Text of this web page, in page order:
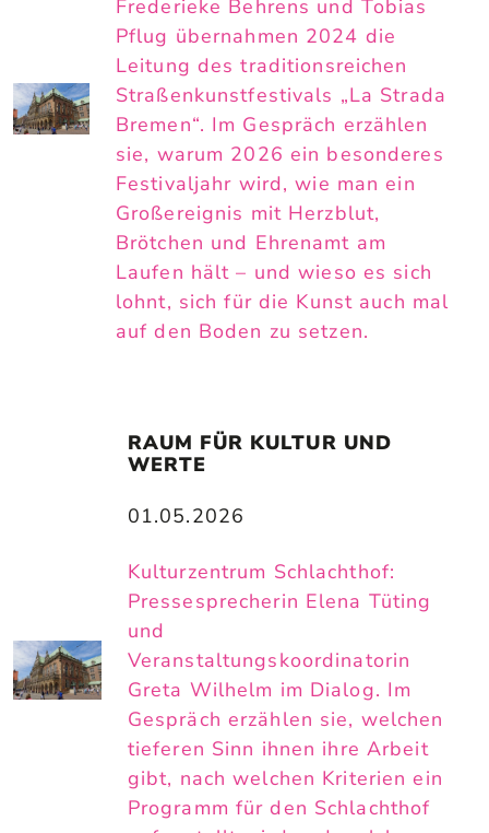
Frederieke Behrens und Tobias
Pflug übernahmen 2024 die
Leitung des traditionsreichen
Straßenkunstfestivals „La Strada
Bremen“. Im Gespräch erzählen
sie, warum 2026 ein besonderes
Festivaljahr wird, wie man ein
Großereignis mit Herzblut,
Brötchen und Ehrenamt am
Laufen hält – und wieso es sich
lohnt, sich für die Kunst auch mal
auf den Boden zu setzen.
RAUM FÜR KULTUR UND
WERTE
01.05.2026
Kulturzentrum Schlachthof:
Pressesprecherin Elena Tüting
und
Veranstaltungskoordinatorin
Greta Wilhelm im Dialog. Im
Gespräch erzählen sie, welchen
tieferen Sinn ihnen ihre Arbeit
gibt, nach welchen Kriterien ein
Programm für den Schlachthof